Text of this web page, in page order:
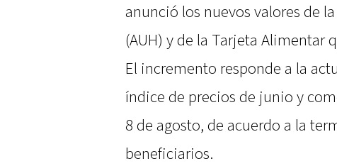
anunció los nuevos valores de
(AUH) y de la Tarjeta Alimentar
El incremento responde a la
índice de precios de junio y
8 de agosto, de acuerdo a la
beneficiarios.